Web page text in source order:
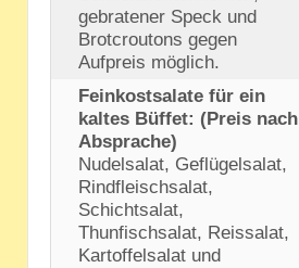
gebratener Speck und
Brotcroutons gegen
Aufpreis möglich.
Feinkostsalate für ein
kaltes Büffet: (Preis nach
Absprache)
Nudelsalat, Geflügelsalat,
Rindfleischsalat,
Schichtsalat,
Thunfischsalat, Reissalat,
Kartoffelsalat und